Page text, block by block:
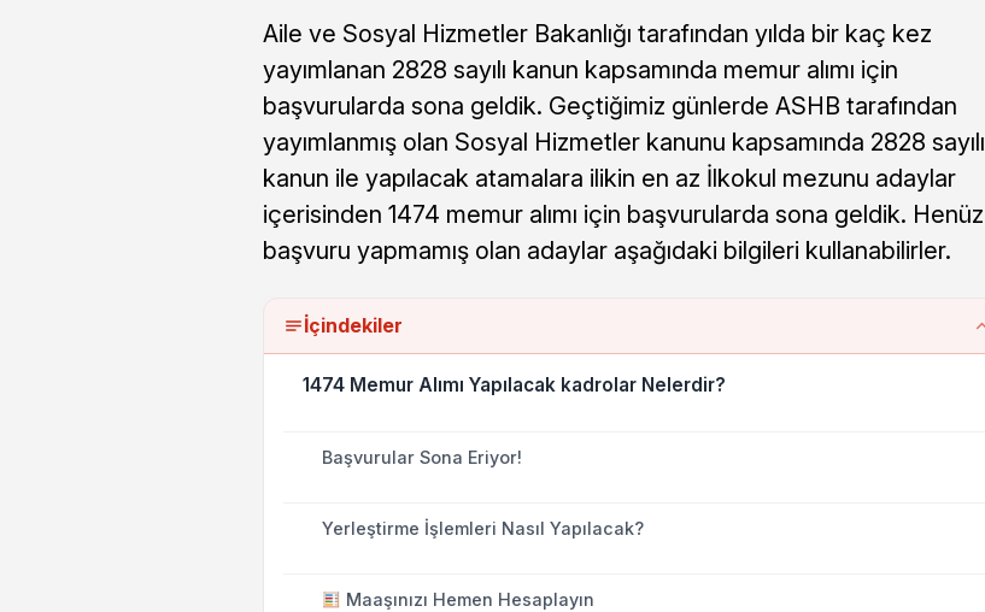
Aile ve Sosyal Hizmetler Bakanlığı tarafından yılda bir kaç kez
yayımlanan 2828 sayılı kanun kapsamında memur alımı için
başvurularda sona geldik. Geçtiğimiz günlerde ASHB tarafından
yayımlanmış olan Sosyal Hizmetler kanunu kapsamında 2828 sayılı
kanun ile yapılacak atamalara ilikin en az İlkokul mezunu adaylar
içerisinden 1474 memur alımı için başvurularda sona geldik. Henüz
başvuru yapmamış olan adaylar aşağıdaki bilgileri kullanabilirler.
İçindekiler
1474 Memur Alımı Yapılacak kadrolar Nelerdir?
Başvurular Sona Eriyor!
Yerleştirme İşlemleri Nasıl Yapılacak?
Maaşınızı Hemen Hesaplayın